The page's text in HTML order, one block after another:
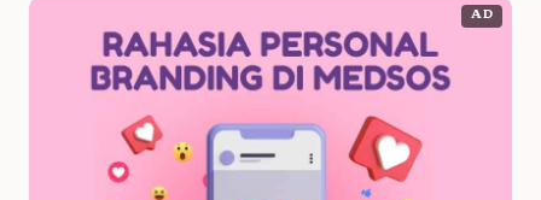
AD